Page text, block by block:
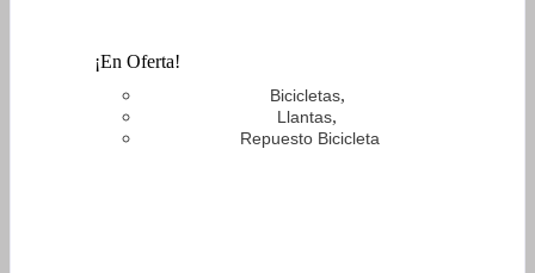
¡En Oferta!
Bicicletas,
Llantas,
Repuesto Bicicleta